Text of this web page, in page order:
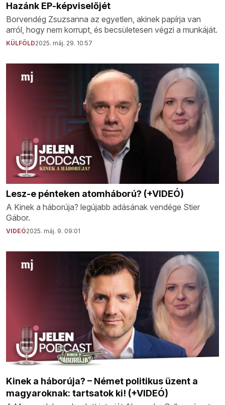
Hazánk EP-képviselőjét
Borvendég Zsuzsanna az egyetlen, akinek papírja van
arról, hogy nem korrupt, és becsületesen végzi a munkáját.
KÜLFÖLD2025. máj. 29. 10:57
Lesz-e pénteken atomháború? (+VIDEÓ)
A Kinek a háborúja? legújabb adásának vendége Stier
Gábor.
VIDEÓ2025. máj. 9. 09:01
Kinek a háborúja? – Német politikus üzent a
magyaroknak: tartsatok ki! (+VIDEÓ)